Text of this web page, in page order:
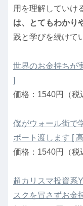
用を理解していけ
は、とてもわかり
践と学びを続けて
世界のお金持ちが
]
価格：1540円（税
僕がウォール街で
ポート渡します [
価格：1540円（税
超カリスマ投資系
スクを冒さずお金